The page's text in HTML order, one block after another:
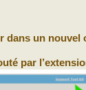
dans un
par